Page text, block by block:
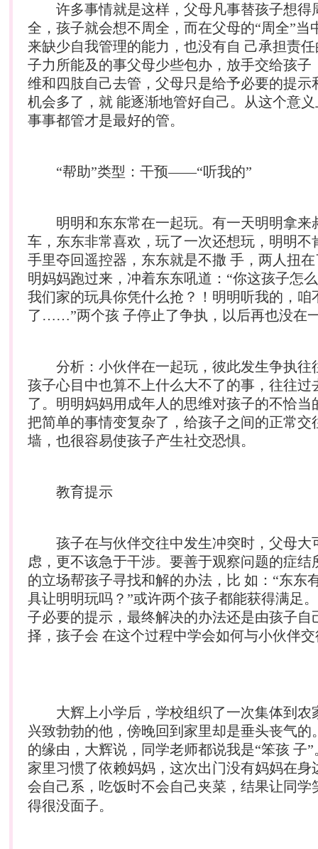
许多事情就是这样，父母凡事替孩子想得
全，孩子就会想不周全，而在父母的“周全”当
来缺少自我管理的能力，也没有自 己承担责
子力所能及的事父母少些包办，放手交给孩子
维和四肢自己去管，父母只是给予必要的提示
机会多了，就 能逐渐地管好自己。从这个意
事事都管才是最好的管。
“帮助”类型：干预——“听我的”
明明和东东常在一起玩。有一天明明拿来
车，东东非常喜欢，玩了一次还想玩，明明不
手里夺回遥控器，东东就是不撒 手，两人扭
明妈妈跑过来，冲着东东吼道：“你这孩子怎
我们家的玩具你凭什么抢？！明明听我的，咱
了……”两个孩 子停止了争执，以后再也没在
分析：小伙伴在一起玩，彼此发生争执往
孩子心目中也算不上什么大不了的事，往往过
了。明明妈妈用成年人的思维对孩子的不恰当
把简单的事情变复杂了，给孩子之间的正常交
墙，也很容易使孩子产生社交恐惧。
教育提示
孩子在与伙伴交往中发生冲突时，父母大
虑，更不该急于干涉。要善于观察问题的症结
的立场帮孩子寻找和解的办法，比 如：“东东
具让明明玩吗？”或许两个孩子都能获得满足
子必要的提示，最终解决的办法还是由孩子自
择，孩子会 在这个过程中学会如何与小伙伴
大辉上小学后，学校组织了一次集体到农
兴致勃勃的他，傍晚回到家里却是垂头丧气的
的缘由，大辉说，同学老师都说我是“笨孩 子
家里习惯了依赖妈妈，这次出门没有妈妈在身
会自己系，吃饭时不会自己夹菜，结果让同学
得很没面子。